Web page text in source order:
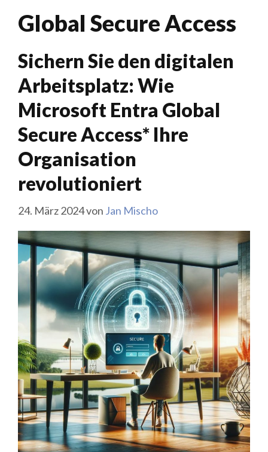
Global Secure Access
Sichern Sie den digitalen
Arbeitsplatz: Wie
Microsoft Entra Global
Secure Access* Ihre
Organisation
revolutioniert
24. März 2024von Jan Mischo